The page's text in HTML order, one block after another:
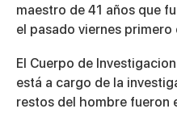
maestro de 41 años que
el pasado viernes primero
El Cuerpo de
está a cargo de la
restos del hombre fueron